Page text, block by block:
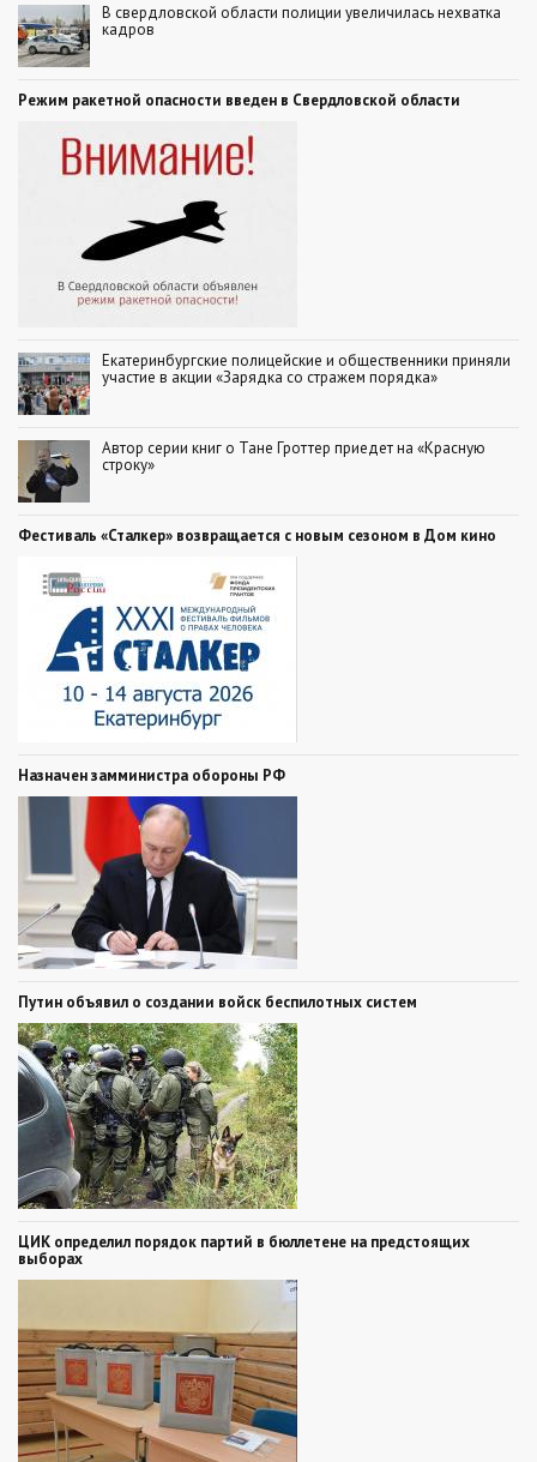
В свердловской области полиции увеличилась нехватка
кадров
Режим ракетной опасности введен в Свердловской области
Екатеринбургские полицейские и общественники приняли
участие в акции «Зарядка со стражем порядка»
Автор серии книг о Тане Гроттер приедет на «Красную
строку»
Фестиваль «Сталкер» возвращается с новым сезоном в Дом кино
Назначен замминистра обороны РФ
Путин объявил о создании войск беспилотных систем
ЦИК определил порядок партий в бюллетене на предстоящих
выборах